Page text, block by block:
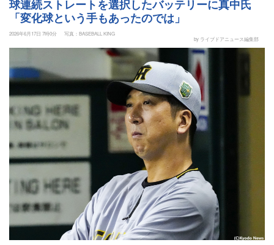
球連続ストレートを選択したバッテリーに真中氏
「変化球という手もあったのでは」
2026年6月17日 7時0分
写真：BASEBALL KING
by ライブドアニュース編集部